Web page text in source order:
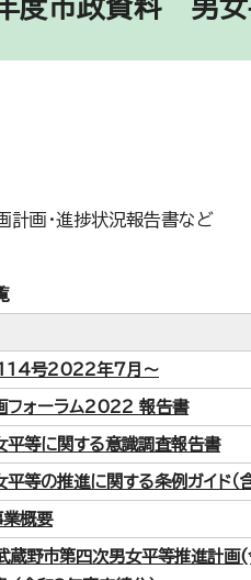
度市政資料 男
計画・進捗状況報告書など
114号2022年7月～
フォーラム2022 報告書
平等に関する意識調査報告書
等の推進に関する条例ガイド（
概要
蔵野市第四次男女平等推進